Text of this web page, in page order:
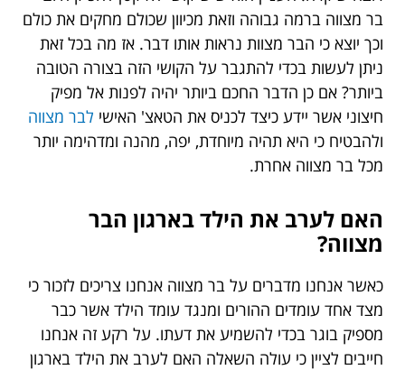
בר מצווה ברמה גבוהה וזאת מכיוון שכולם מחקים את כולם
וכך יוצא כי הבר מצוות נראות אותו דבר. אז מה בכל זאת
ניתן לעשות בכדי להתגבר על הקושי הזה בצורה הטובה
ביותר? אם כן הדבר החכם ביותר יהיה לפנות אל מפיק
חיצוני אשר יידע כיצד לכניס את הטאצ' האישי לבר מצווה
ולהבטיח כי היא תהיה מיוחדת, יפה, מהנה ומדהימה יותר
מכל בר מצווה אחרת.
האם לערב את הילד בארגון הבר
מצווה?
כאשר אנחנו מדברים על בר מצווה אנחנו צריכים לזכור כי
מצד אחד עומדים ההורים ומנגד עומד הילד אשר כבר
מספיק בוגר בכדי להשמיע את דעתו. על רקע זה אנחנו
חייבים לציין כי עולה השאלה האם לערב את הילד בארגון